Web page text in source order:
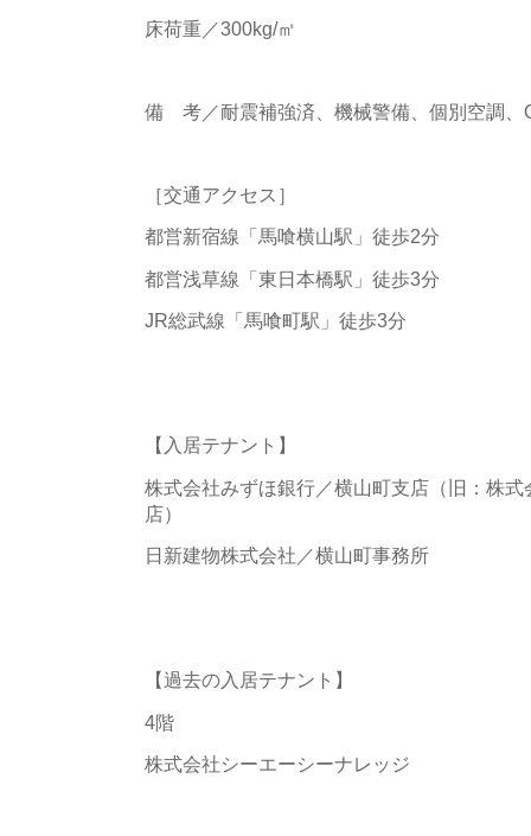
床荷重／300kg/㎡
備 考／耐震補強済、機械警備、個別空調、
［交通アクセス］
都営新宿線「馬喰横山駅」徒歩2分
都営浅草線「東日本橋駅」徒歩3分
JR総武線「馬喰町駅」徒歩3分
【入居テナント】
株式会社みずほ銀行／横山町支店（旧：株
店）
日新建物株式会社／横山町事務所
【過去の入居テナント】
4階
株式会社シーエーシーナレッジ